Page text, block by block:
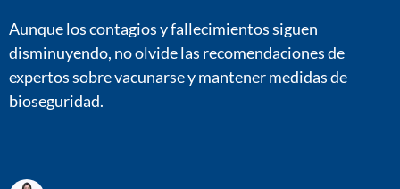
Aunque los contagios y fallecimientos siguen
disminuyendo, no olvide las recomendaciones de
expertos sobre vacunarse y mantener medidas de
bioseguridad.